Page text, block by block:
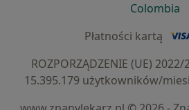
Colombia
Płatności kartą
ROZPORZĄDZENIE (UE)
15.395.179 użytkowników/